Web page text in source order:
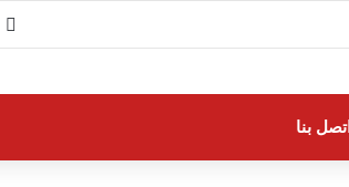
اتصل بنا